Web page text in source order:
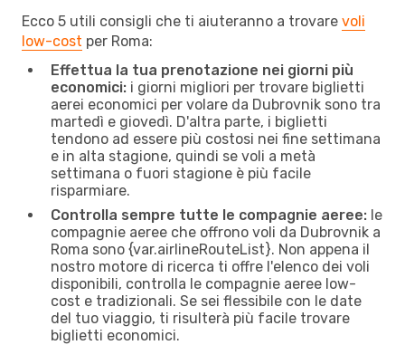
Ecco 5 utili consigli che ti aiuteranno a trovare voli
low-cost per Roma:
Effettua la tua prenotazione nei giorni più
economici: i giorni migliori per trovare biglietti
aerei economici per volare da Dubrovnik sono tra
martedì e giovedì. D'altra parte, i biglietti
tendono ad essere più costosi nei fine settimana
e in alta stagione, quindi se voli a metà
settimana o fuori stagione è più facile
risparmiare.
Controlla sempre tutte le compagnie aeree: le
compagnie aeree che offrono voli da Dubrovnik a
Roma sono {​var.airlineRouteList}. Non appena il
nostro motore di ricerca ti offre l'elenco dei voli
disponibili, controlla le compagnie aeree low-
cost e tradizionali. Se sei flessibile con le date
del tuo viaggio, ti risulterà più facile trovare
biglietti economici.